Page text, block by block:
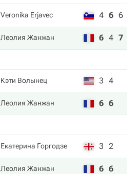
Veronika Erjavec 4 6 6
Леолия Жанжан 6 4 7
Кэти Волынец 3 4
Леолия Жанжан 6 6
Екатерина Горгодзе 3 2
Леолия Жанжан 6 6